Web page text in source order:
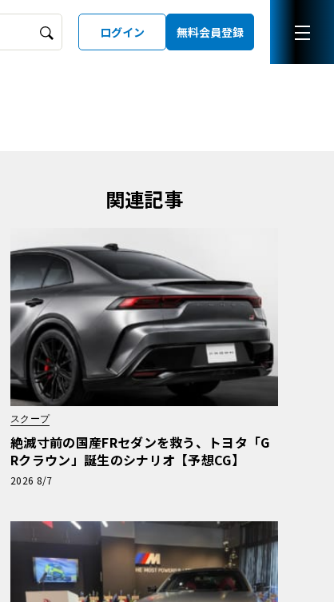
ログイン 無料会員登録
関連記事
スクープ
絶滅寸前の国産FRセダンを救う、トヨタ「G
Rクラウン」誕生のシナリオ【予想CG】
2026 8/7